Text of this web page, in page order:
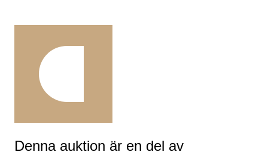
Denna auktion är en del av